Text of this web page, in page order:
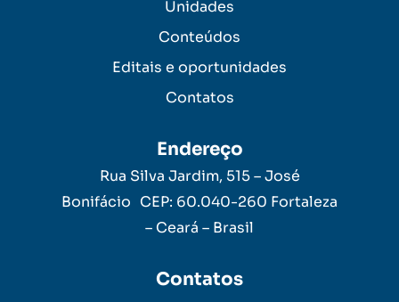
Unidades
Conteúdos
Editais e oportunidades
Contatos
Endereço
Rua Silva Jardim, 515 – José
Bonifácio CEP: 60.040-260 Fortaleza
– Ceará – Brasil
Contatos